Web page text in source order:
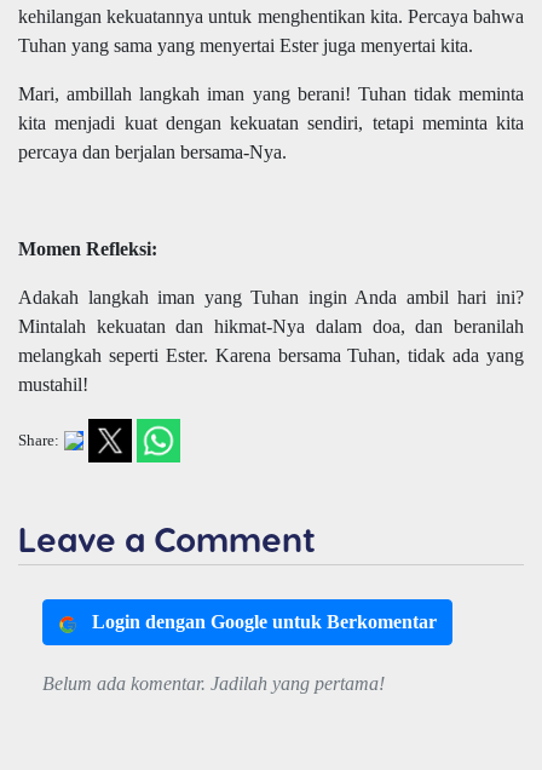
kehilangan kekuatannya untuk menghentikan kita. Percaya bahwa
Tuhan yang sama yang menyertai Ester juga menyertai kita.
Mari, ambillah langkah iman yang berani! Tuhan tidak meminta
kita menjadi kuat dengan kekuatan sendiri, tetapi meminta kita
percaya dan berjalan bersama-Nya.
Momen Refleksi:
Adakah langkah iman yang Tuhan ingin Anda ambil hari ini?
Mintalah kekuatan dan hikmat-Nya dalam doa, dan beranilah
melangkah seperti Ester. Karena bersama Tuhan, tidak ada yang
mustahil!
Share:
Leave a Comment
Login dengan Google untuk Berkomentar
Belum ada komentar. Jadilah yang pertama!